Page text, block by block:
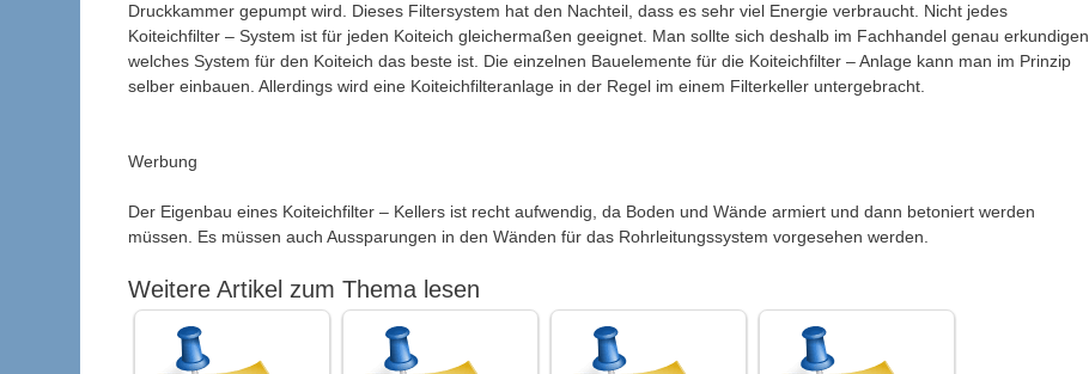
Druckkammer gepumpt wird. Dieses Filtersystem hat den Nachteil, dass es sehr viel Energie verbraucht. Nicht jedes
Koiteichfilter – System ist für jeden Koiteich gleichermaßen geeignet. Man sollte sich deshalb im Fachhandel genau erkundigen,
welches System für den Koiteich das beste ist. Die einzelnen Bauelemente für die Koiteichfilter – Anlage kann man im Prinzip
selber einbauen. Allerdings wird eine Koiteichfilteranlage in der Regel im einem Filterkeller untergebracht.
Werbung
Der Eigenbau eines Koiteichfilter – Kellers ist recht aufwendig, da Boden und Wände armiert und dann betoniert werden
müssen. Es müssen auch Aussparungen in den Wänden für das Rohrleitungssystem vorgesehen werden.
Weitere Artikel zum Thema lesen